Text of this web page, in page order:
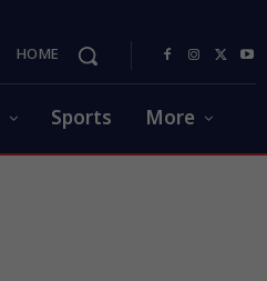
HOME
Sports More